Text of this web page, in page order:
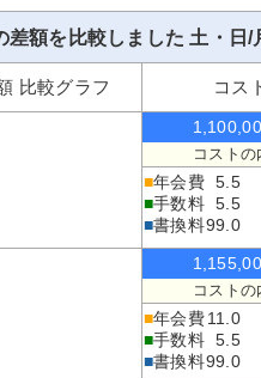
差額を比較しました 土・日/
比較グラフ コス
コストの
■年会費 5.5
■手数料 5.5
■書換料99.0
コストの
■年会費11.0
■手数料 5.5
■書換料99.0